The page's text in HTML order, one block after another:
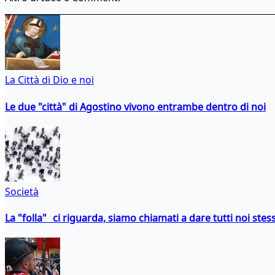
La Città di Dio e noi
Le due "città" di Agostino vivono entrambe dentro di noi
Società
La "folla" ci riguarda, siamo chiamati a dare tutti noi